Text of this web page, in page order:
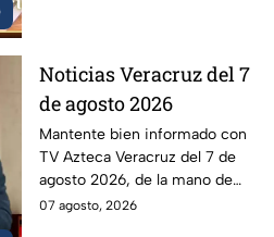
Noticias Veracruz del 7
de agosto 2026
Mantente bien informado con
TV Azteca Veracruz del 7 de
agosto 2026, de la mano de
Berenice Girón y Gerson
07 agosto, 2026